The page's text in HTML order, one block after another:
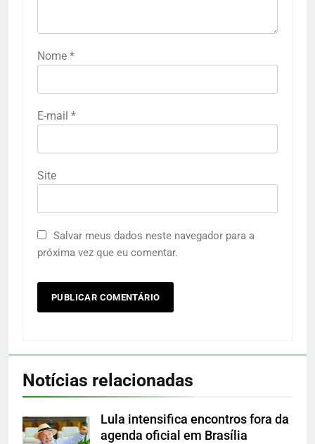
Nome *
E-mail *
Site
Salvar meus dados neste navegador para a
próxima vez que eu comentar.
Notícias relacionadas
Lula intensifica encontros fora da
agenda oficial em Brasília